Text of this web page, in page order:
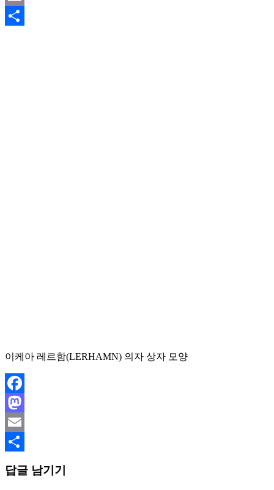
Email
이케아 레르함(LERHAMN) 의자 상자 모양
Facebook
Mastodon
Email
답글 남기기